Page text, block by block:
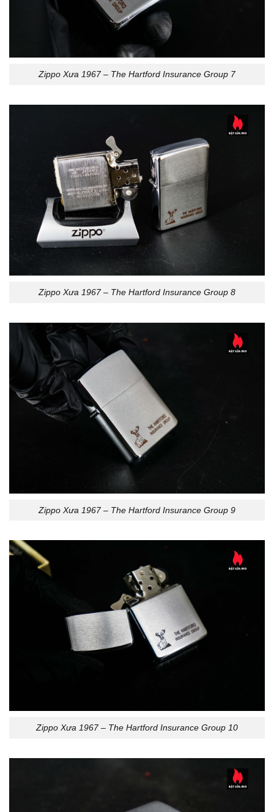
Zippo Xưa 1967 – The Hartford Insurance Group 7
Zippo Xưa 1967 – The Hartford Insurance Group 8
Zippo Xưa 1967 – The Hartford Insurance Group 9
Zippo Xưa 1967 – The Hartford Insurance Group 10